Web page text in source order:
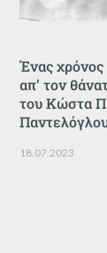
Ένας χρόνος
απ’ τον
του Κώστα
18.07.2023